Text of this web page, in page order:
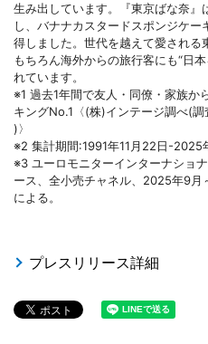
生み出しています。『東京ばな奈
し、バナナカスタードスポンジケ
得しました。世代を越えて愛される
もちろん海外からの旅行客にも“日
れています。
※1 過去1年間で友人・同僚・家族か
キングNo.1〈(株)インテージ調べ(
)〉
※2 集計期間:1991年11月22日-2025
※3 ユーロモニターインターナショ
ース、全小売チャネル、2025年9月
による。
プレスリリース詳細